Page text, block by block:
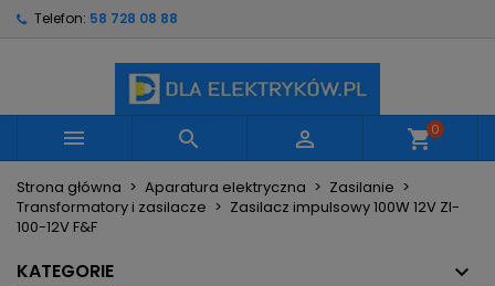
Telefon: 58 728 08 88
   shopping_cart0
Strona główna Aparatura elektryczna
Zasilanie
Transformatory i zasilacze
Zasilacz impulsowy 100W 12V ZI-
100-12V F&F
KATEGORIE
Utwórz nową listę
Nazwa listy życzeń
Anuluj Utwórz listę życzeń
Musisz być zalogowany by zapisać produkty na
swojej liście życzeń.
Anuluj Zaloguj się